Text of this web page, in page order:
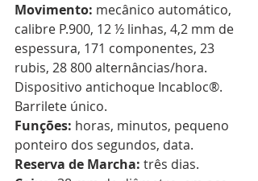
Movimento: mecânico automático,
calibre P.900, 12 ½ linhas, 4,2 mm de
espessura, 171 componentes, 23
rubis, 28 800 alternâncias/hora.
Dispositivo antichoque Incabloc®.
Barrilete único.
Funções: horas, minutos, pequeno
ponteiro dos segundos, data.
Reserva de Marcha: três dias.